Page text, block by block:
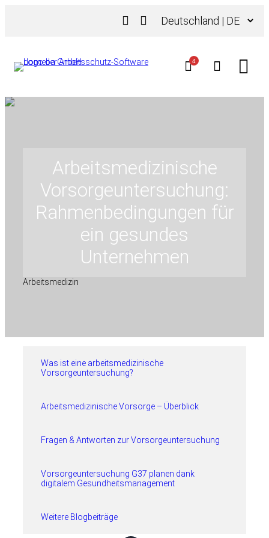
auswählen
4
Arbeitsmedizinische
Vorsorgeuntersuchung:
Rahmenbedingungen für
ein gesundes
Unternehmen
Arbeitsmedizin
Was ist eine arbeitsmedizinische
Vorsorgeuntersuchung?
Arbeitsmedizinische Vorsorge – Überblick
Fragen & Antworten zur Vorsorgeuntersuchung
Vorsorgeuntersuchung G37 planen dank
digitalem Gesundheitsmanagement
Weitere Blogbeiträge